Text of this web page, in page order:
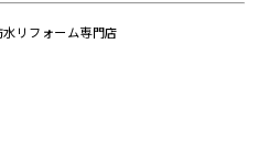
リフォーム専門店